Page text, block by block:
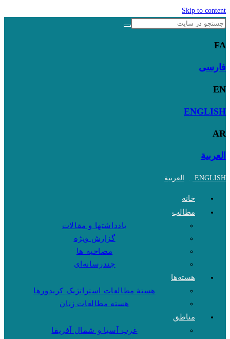
Skip to content
FA
فارسی
EN
ENGLISH
AR
العربية
ENGLISH
. العربية
خانه
مطالب
یادداشتها و مقالات
گزارش ویژه
مصاحبه ها
چندرسانه‌ای
هسته‌ها
هستهٔ مطالعات استراتژیک کریدورها
هسته مطالعات زنان
مناطق
غرب آسیا و شمال آفریقا